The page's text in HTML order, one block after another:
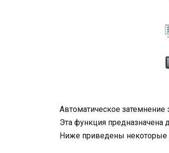
Автоматическое
Эта функция предназначена
Ниже приведены некоторые